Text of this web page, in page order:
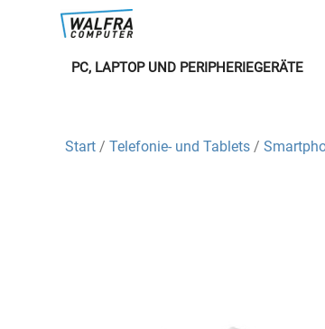
PC, LAPTOP UND PERIPHERIEGERÄTE
Start / Telefonie- und Tablets /